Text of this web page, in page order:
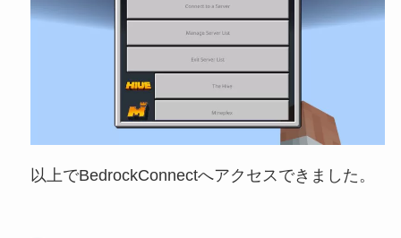
以上でBedrockConnectへアクセスできました。